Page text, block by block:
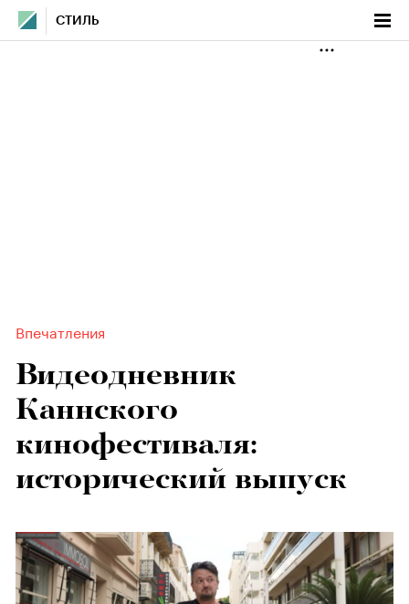
СТИЛЬ
Впечатления
Видеодневник
Каннского
кинофестиваля:
исторический выпуск